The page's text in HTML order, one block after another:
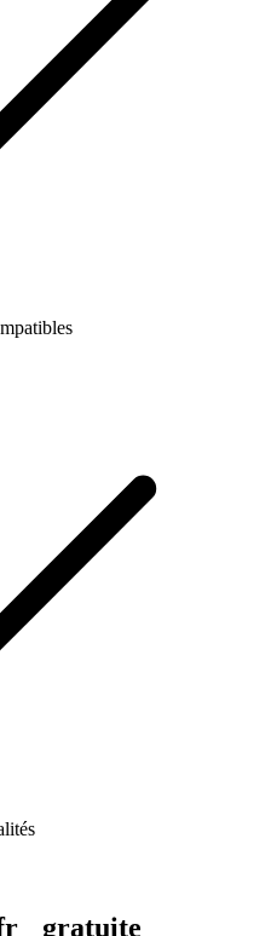
gratuite